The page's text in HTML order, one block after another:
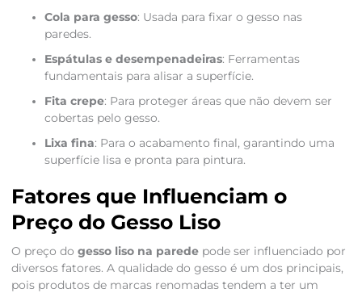
Cola para gesso: Usada para fixar o gesso nas
paredes.
Espátulas e desempenadeiras: Ferramentas
fundamentais para alisar a superfície.
Fita crepe: Para proteger áreas que não devem ser
cobertas pelo gesso.
Lixa fina: Para o acabamento final, garantindo uma
superfície lisa e pronta para pintura.
Fatores que Influenciam o
Preço do Gesso Liso
O preço do gesso liso na paredepode ser influenciado por
diversos fatores. A qualidade do gesso é um dos principais,
pois produtos de marcas renomadas tendem a ter um